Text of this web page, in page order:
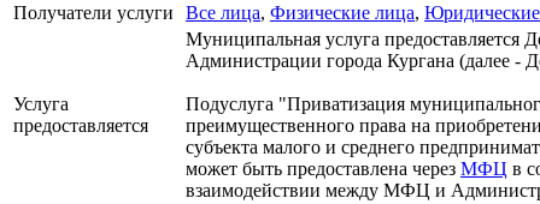
Получатели услуги
Все лица, Физические лица,
Услуга
предоставляется
Муниципальная услуга предоставляется
Администрации города Кургана (далее -
Подуслуга "Приватизация
преимущественного права на
субъекта малого и среднего
может быть предоставлена через МФЦ в
взаимодействии между МФЦ и